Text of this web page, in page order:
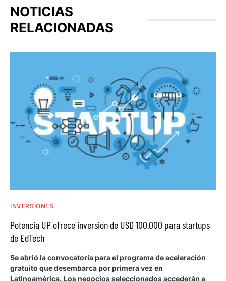
NOTICIAS
RELACIONADAS
INVERSIONES
Potencia UP ofrece inversión de USD 100.000 para startups
de EdTech
Se abrió la convocatoria para el programa de aceleración
gratuito que desembarca por primera vez en
Latinoamérica. Los negocios seleccionados accederán a